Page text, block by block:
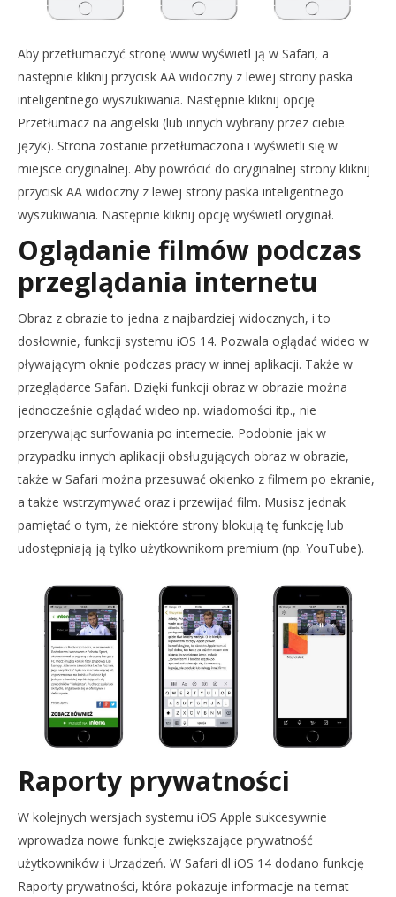
Aby przetłumaczyć stronę www wyświetl ją w Safari, a
następnie kliknij przycisk AA widoczny z lewej strony paska
inteligentnego wyszukiwania. Następnie kliknij opcję
Przetłumacz na angielski (lub innych wybrany przez ciebie
język). Strona zostanie przetłumaczona i wyświetli się w
miejsce oryginalnej. Aby powrócić do oryginalnej strony kliknij
przycisk AA widoczny z lewej strony paska inteligentnego
wyszukiwania. Następnie kliknij opcję wyświetl oryginał.
Oglądanie filmów podczas
przeglądania internetu
Obraz z obrazie to jedna z najbardziej widocznych, i to
dosłownie, funkcji systemu iOS 14. Pozwala oglądać wideo w
pływającym oknie podczas pracy w innej aplikacji. Także w
przeglądarce Safari. Dzięki funkcji obraz w obrazie można
jednocześnie oglądać wideo np. wiadomości itp., nie
przerywając surfowania po internecie. Podobnie jak w
przypadku innych aplikacji obsługujących obraz w obrazie,
także w Safari można przesuwać okienko z filmem po ekranie,
a także wstrzymywać oraz i przewijać film. Musisz jednak
pamiętać o tym, że niektóre strony blokują tę funkcję lub
udostępniają ją tylko użytkownikom premium (np. YouTube).
Raporty prywatności
W kolejnych wersjach systemu iOS Apple sukcesywnie
wprowadza nowe funkcje zwiększające prywatność
użytkowników i Urządzeń. W Safari dl iOS 14 dodano funkcję
Raporty prywatności, która pokazuje informacje na temat